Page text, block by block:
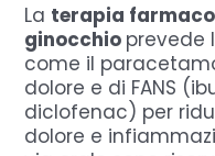
La terapia
ginocchio prevede
come il
dolore e di FANS
diclofenac) per
dolore e